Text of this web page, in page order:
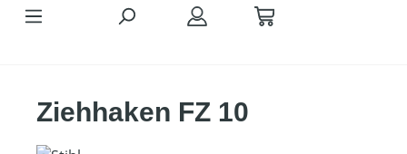
Ziehhaken FZ 10